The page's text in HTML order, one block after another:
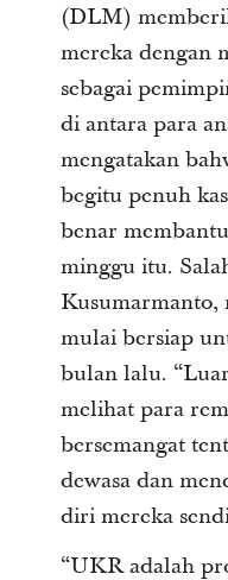
(DLM)
mereka dengan
sebagai
di antara para
mengatakan
begitu penuh
benar
minggu itu.
Kusumarmanto,
mulai bersiap
bulan lalu.
melihat para
bersemangat
dewasa dan
diri mereka
“UKR adalah